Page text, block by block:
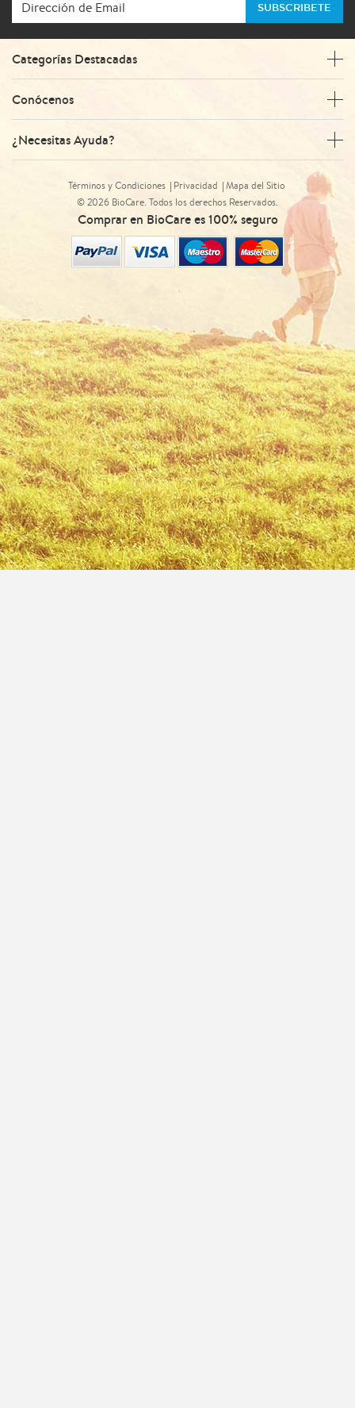
SUBSCRIBETE
Categorías Destacadas
Conócenos
¿Necesitas Ayuda?
Términos y Condiciones Privacidad
Mapa del Sitio
© 2026 BioCare. Todos los derechos Reservados.
Comprar en BioCare es 100% seguro